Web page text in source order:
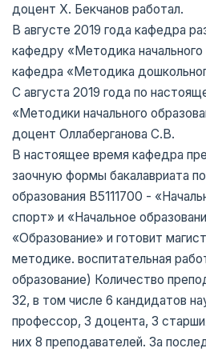
доцент Х. Бекчанов работал.
В августе 2019 года кафедра
кафедру «Методика начального
кафедра «Методика
С августа 2019 года по
«Методики начального
доцент Оллаберганова С.В.
В настоящее время кафедра
заочную формы бакалавриата
образования B5111700 -
спорт» и «Начальное
«Образование» и готовит
методике. воспитательная
образование) Количество
32, в том числе 6 кандидатов
профессор, 3 доцента, 3
них 8 преподавателей. За